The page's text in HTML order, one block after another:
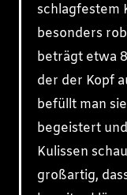
schlagfestem
besonders
beträgt etwa
der der Kopf
befüllt man
begeistert
Kulissen
großartig,